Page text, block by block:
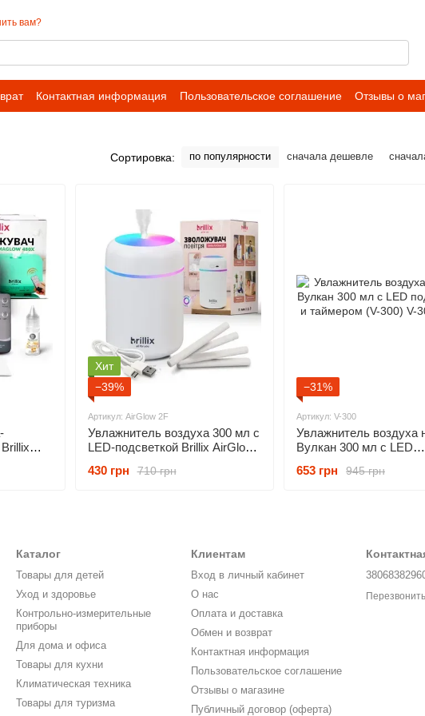
вам?
Контактная информация Пользовательское соглашение
Отзывы о
сотрудничества для оптовых заказов
Сортировка: по популярности сначала дешевле
Хит
−39%
Артикул: AirGlow 2F
Увлажнитель воздуха 300 мл с
LED-подсветкой Brillix AirGlow
комплекте710 грн
430 грн
−31%
Артикул: V-300
Увлажнитель воздуха
Вулкан 300 мл с LED
945 грн
653 грн
Каталог
Товары для детей
Уход и здоровье
Контрольно-измерительные
приборы
Для дома и офиса
Товары для кухни
Климатическая техника
Товары для туризма
Клиентам
Вход в личный кабинет
О нас
Оплата и доставка
Обмен и возврат
Контактная информация
Пользовательское соглашение
Отзывы о магазине
Публичный договор (оферта)